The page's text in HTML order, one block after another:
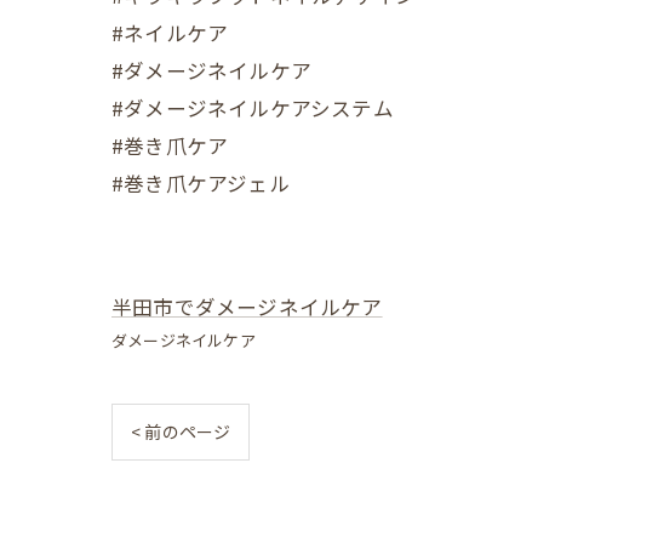
#ネイルケア
#ダメージネイルケア
#ダメージネイルケアシステム
#巻き爪ケア
#巻き爪ケアジェル
半田市でダメージネイルケア
ダメージネイルケア
< 前のページ